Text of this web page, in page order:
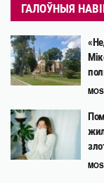
ГАЛОЎНЫЯ